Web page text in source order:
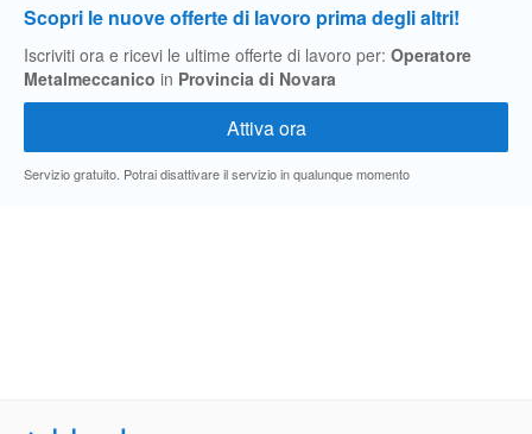
Scopri le nuove offerte di lavoro prima degli altri!
Iscriviti ora e ricevi le ultime offerte di lavoro per: Operatore
Metalmeccanico in Provincia di Novara
Servizio gratuito. Potrai disattivare il servizio in qualunque momento